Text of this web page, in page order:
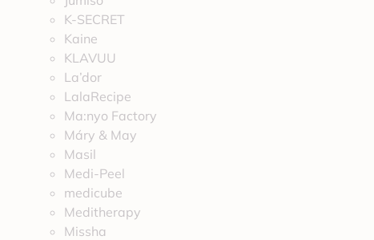
K-SECRET
Kaine
KLAVUU
La’dor
LalaRecipe
Ma:nyo Factory
Máry & May
Masil
Medi-Peel
medicube
Meditherapy
Missha